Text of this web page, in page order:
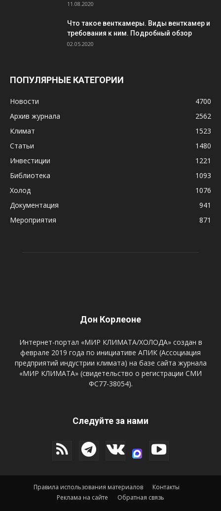
11.08.2020
Что такое венткамеры. Виды венткамер и
требования к ним. Подробный обзор
02.05.2020
ПОПУЛЯРНЫЕ КАТЕГОРИИ
Новости
4700
Архив журнала
2562
Климат
1523
Статьи
1480
Инвестиции
1221
Библиотека
1093
Холод
1076
Документация
941
Мероприятия
871
Дон Корлеоне
Интернет-портал «МИР КЛИМАТА/ХОЛОДА» создан в
феврале 2019 года по инициативе АПИК (Ассоциация
предприятий индустрии климата) на базе сайта журнала
«МИР КЛИМАТА» (свидетельство о регистрации СМИ
ФС77-38054).
Следуйте за нами
Правила использования материалов
Контакты
Реклама на сайте
Обратная связь